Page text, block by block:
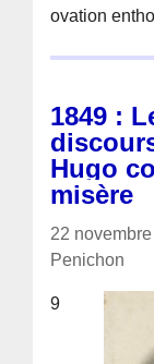
ovation
1849 :
Hugo
misère
22
Penichon
9